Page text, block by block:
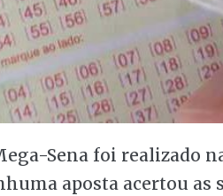
Sena foi realizado
aposta acertou as